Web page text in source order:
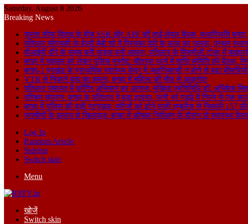
Saturday, August 8 2026
Breaking News
सुस्ता सीमा विवाद के बीच SSB और APF की हाई-लेवल बैठक, यथास्थिति
पतिलार सीएचसी के हेल्दी बेबी शो में प्रियंका देवी के लाल का जलवा, प्रथम स्थान
वीआईपी दौरे के समय बनी सड़क बनी आफत, पतिलार के मिश्रौली टोला में
बगहा में चहलूम को लेकर पुलिस मुस्तैद: चौतरवा थाने में शांति समिति की बैठक,
बगहा-1 प्रखंड के प्राथमिक स्वास्थ्य केंद्र में जलनिकासी न होने से बढ़ा
VTR से निकले बाघ का हमला, बगहा में महिला की मौत से आक्रोश
पतिलार पंचायत में फॉगिंग अभियान का आगाज, मुखिया प्रतिनिधि डॉ. अभिषेक
पश्चिम चंपारण: बगहा के पतिलार में बड़ा हादसा, पानी भरे गड्ढे में गिरने से एक
बगहा में पुलिस की बड़ी स्ट्राइक: मरीजों को ढोने वाली एम्बुलेंस से निकली 157
ग्रामीणों के इलाज से खिलवाड़: बगहा में औचक निरीक्षण के दौरान दो स्वास्थ्य केंद्र
Log In
Random Article
Sidebar
Switch skin
Menu
खोजें
Switch skin